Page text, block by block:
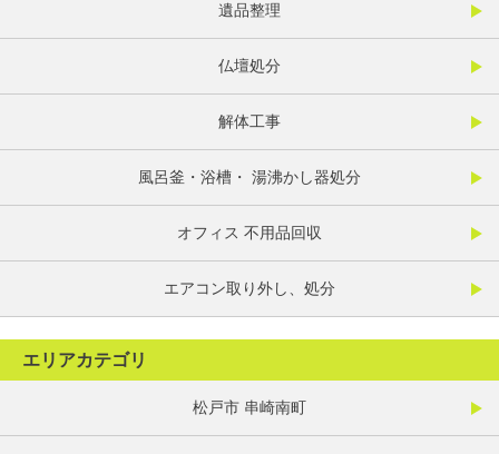
遺品整理
仏壇処分
解体工事
風呂釜・浴槽・ 湯沸かし器処分
オフィス 不用品回収
エアコン取り外し、処分
エリアカテゴリ
松戸市 串崎南町